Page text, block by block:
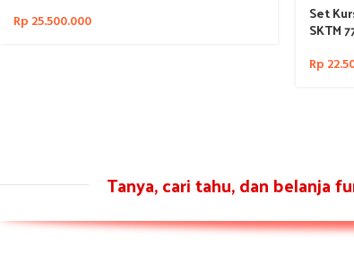
Rp 25.500.000 Set
SKTM
Rp
Tanya, cari tahu, dan belanja